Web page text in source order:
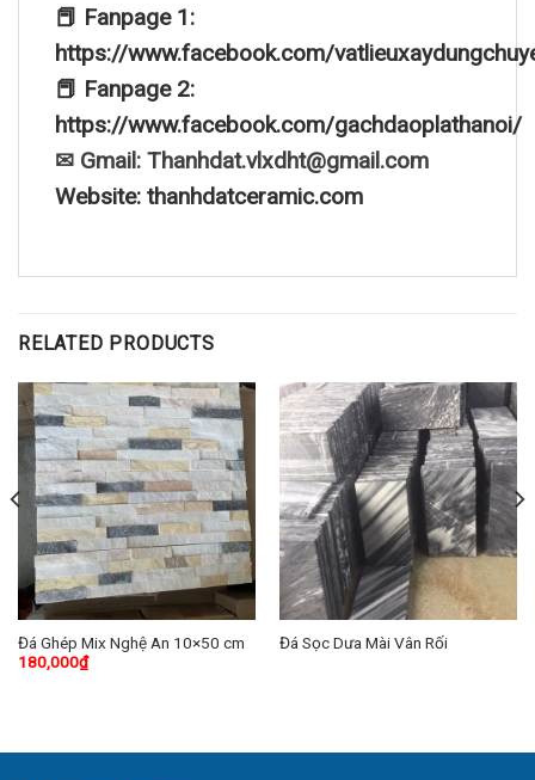
📕 Fanpage 1:
https://www.facebook.com/
📕 Fanpage 2:
https://www.facebook.com/gachdaoplathanoi/
✉ Gmail: Thanhdat.vlxdht@gmail.com
Website: thanhdatceramic.com
RELATED PRODUCTS
Đá Ghép Mix Nghệ An 10×50 cm
180,000₫
Đá Sọc Dưa Mài Vân Rối